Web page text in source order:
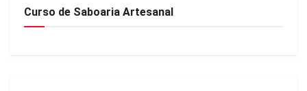
Curso de Saboaria Artesanal